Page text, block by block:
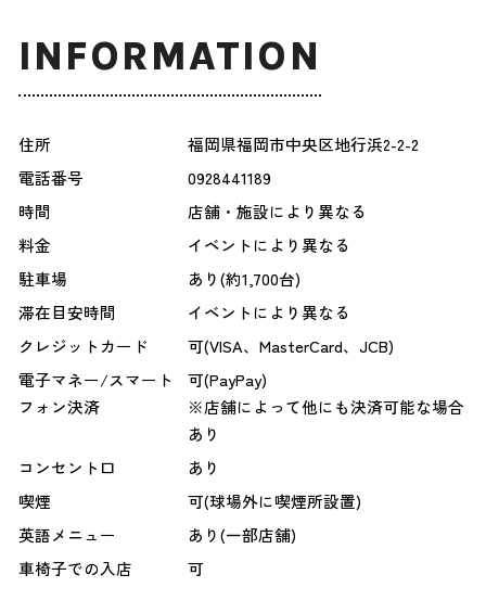
INFORMATION
住所
福岡県福岡市中央区地行浜2-2-2
電話番号
0928441189
時間
店舗・施設により異なる
料金
イベントにより異なる
駐車場
あり(約1,700台)
滞在目安時間
イベントにより異なる
クレジットカード
可(VISA、MasterCard、JCB)
電子マネー/スマート
フォン決済
可(PayPay)
※店舗によって他にも決済可能な場合
あり
コンセント口
あり
喫煙
可(球場外に喫煙所設置)
英語メニュー
あり(一部店舗)
車椅子での入店
可